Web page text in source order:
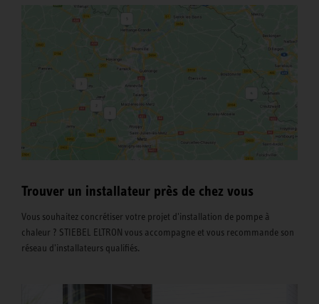
Trouver un installateur près de chez vous
Vous souhaitez concrétiser votre projet d'installation de pompe à
chaleur ? STIEBEL ELTRON vous accompagne et vous recommande son
réseau d'installateurs qualifiés.